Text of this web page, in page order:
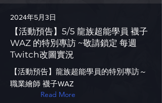
2024年5月3日
【活動預告】5/5 龍族超能學員 襪子
WAZ 的特別專訪 ~敬請鎖定 每週
Twitch改圖實況
【活動預告】龍族超能學員的特別專訪～
職業繪師 襪子WAZ
Read More